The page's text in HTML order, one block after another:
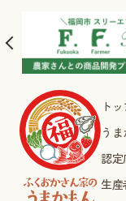
ト
う
認定
生産